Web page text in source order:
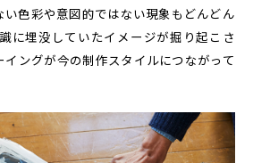
い色彩や意図的ではない現象もどんどん
に埋没していたイメージが掘り起こさ
イングが今の制作スタイルにつながって